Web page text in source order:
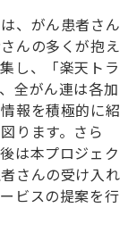
、がん患者さん
んの多くが抱え
し、「楽天トラ
全がん連は各加
報を積極的に紹
ります。さら
は本プロジェク
さんの受け入れ
ビスの提案を行